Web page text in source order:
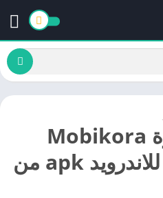
تحميل موبي كورة Mobikora
2021 بث مباشر للاندرويد apk من